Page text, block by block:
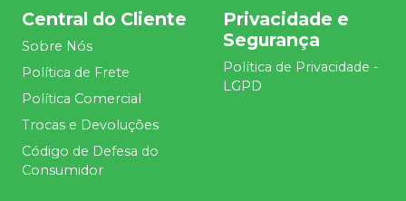
Central do Cliente
Sobre Nós
Política de Frete
Política Comercial
Trocas e Devoluções
Código de Defesa do
Consumidor
Privacidade e
Segurança
Política de Privacidade -
LGPD